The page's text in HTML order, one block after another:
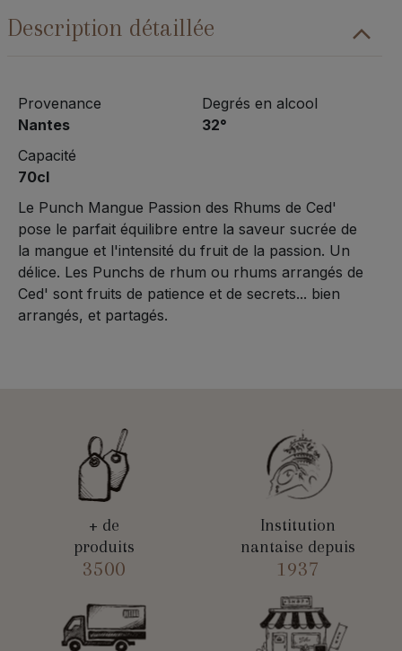
Description détaillée
Provenance
Nantes
Capacité
70cl
Degrés en alcool
32°
Le Punch Mangue Passion des Rhums de Ced'
pose le parfait équilibre entre la saveur sucrée de
la mangue et l'intensité du fruit de la passion. Un
délice. Les Punchs de rhum ou rhums arrangés de
Ced' sont fruits de patience et de secrets... bien
arrangés, et partagés.
+ de
produits
3500
Institution
nantaise depuis
1937